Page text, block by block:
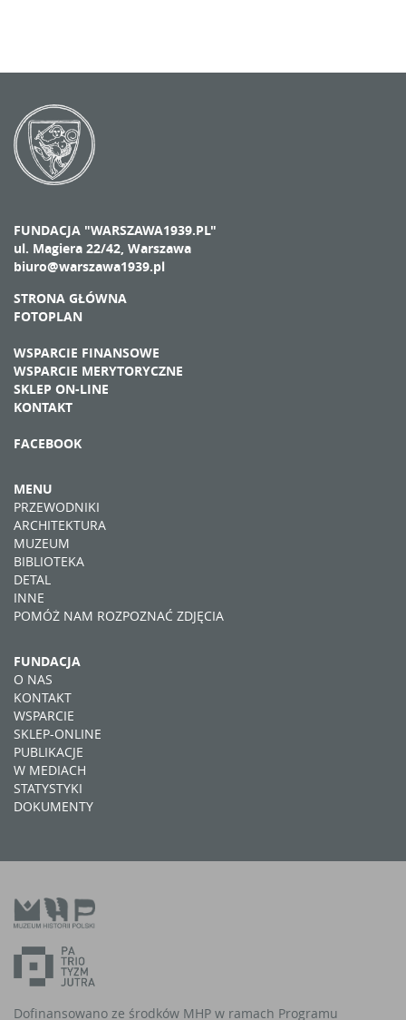
FUNDACJA "WARSZAWA1939.PL"
ul. Magiera 22/42, Warszawa
biuro@warszawa1939.pl
STRONA GŁÓWNA
FOTOPLAN
WSPARCIE FINANSOWE
WSPARCIE MERYTORYCZNE
SKLEP ON-LINE
KONTAKT
FACEBOOK
MENU
PRZEWODNIKI
ARCHITEKTURA
MUZEUM
BIBLIOTEKA
DETAL
INNE
POMÓŻ NAM ROZPOZNAĆ ZDJĘCIA
FUNDACJA
O NAS
KONTAKT
WSPARCIE
SKLEP-ONLINE
PUBLIKACJE
W MEDIACH
STATYSTYKI
DOKUMENTY
Dofinansowano ze środków MHP w ramach Programu